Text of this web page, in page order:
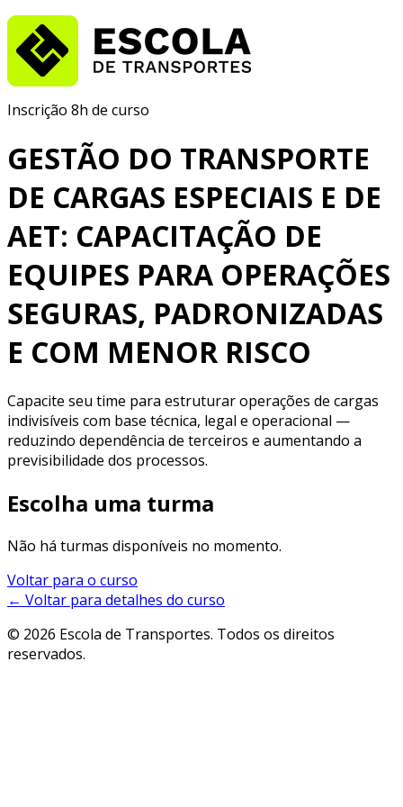
Inscrição 8h de curso
GESTÃO DO TRANSPORTE
DE CARGAS ESPECIAIS E DE
AET: CAPACITAÇÃO DE
EQUIPES PARA OPERAÇÕES
SEGURAS, PADRONIZADAS
E COM MENOR RISCO
Capacite seu time para estruturar operações de cargas
indivisíveis com base técnica, legal e operacional —
reduzindo dependência de terceiros e aumentando a
previsibilidade dos processos.
Escolha uma turma
Não há turmas disponíveis no momento.
Voltar para o curso
← Voltar para detalhes do curso
© 2026 Escola de Transportes. Todos os direitos
reservados.